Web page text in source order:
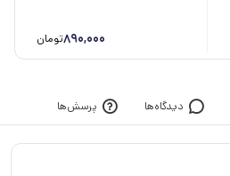
890,000تومان
دیدگاه‌ها پرسش‌ها